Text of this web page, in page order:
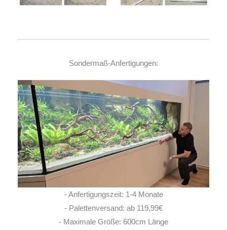
Sondermaß-Anfertigungen:
- Anfertigungszeit: 1-4 Monate
- Palettenversand: ab 119,99€
- Maximale Größe: 600cm Länge